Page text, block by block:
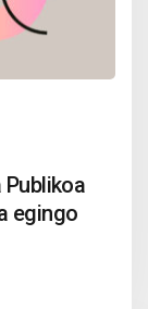
Publikoa
egingo